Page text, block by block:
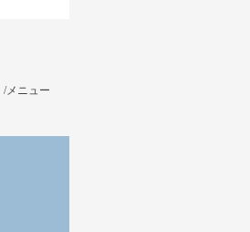
メニュー